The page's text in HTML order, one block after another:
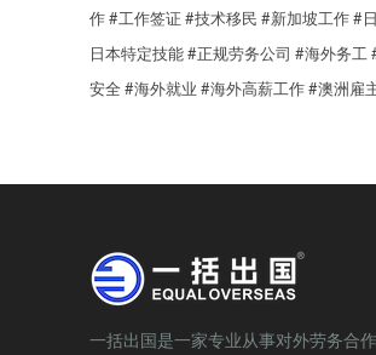
作#工作签证#技术移民 #新加坡工作#
日本特定技能#正规劳务公司 #海外务工
安全#海外就业 #海外高薪工作#澳洲雇
一括出国是一家专业从事对外劳务合